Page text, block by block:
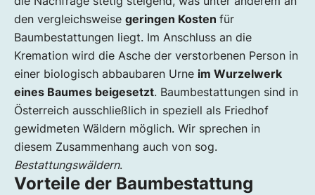
den vergleichsweise geringen Kosten für
Baumbestattungen liegt. Im Anschluss an die
Kremation wird die Asche der verstorbenen Person in
einer biologisch abbaubaren Urne im Wurzelwerk
eines Baumes beigesetzt. Baumbestattungen sind in
Österreich ausschließlich in speziell als Friedhof
gewidmeten Wäldern möglich. Wir sprechen in
diesem Zusammenhang auch von sog.
Bestattungswäldern.
Vorteile der Baumbestattung